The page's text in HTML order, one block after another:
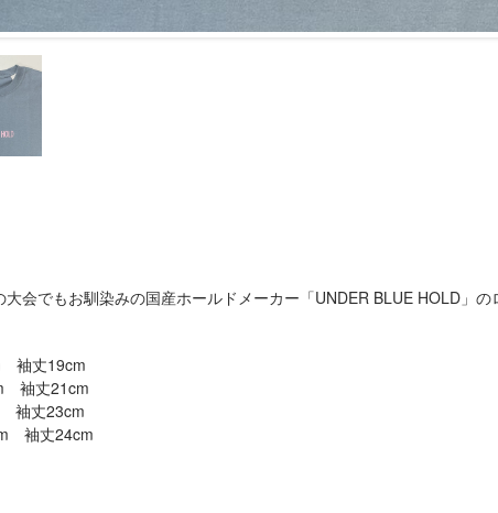
会でもお馴染みの国産ホールドメーカー「UNDER BLUE HOLD」の
袖丈19cm
袖丈21cm
袖丈23cm
袖丈24cm